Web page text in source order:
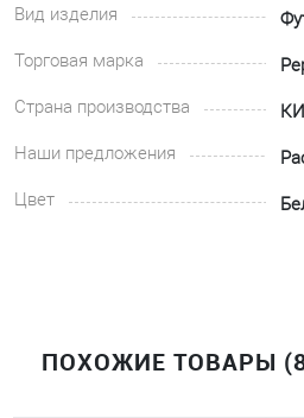
Вид изделия
Торговая марка
Страна производства
Наши предложения
Цвет
ПОХОЖИЕ ТОВАРЫ